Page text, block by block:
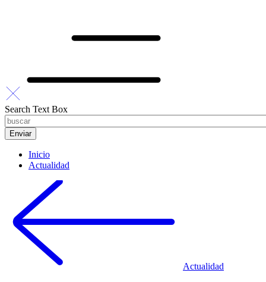
Search Text Box
Inicio
Actualidad
Actualidad